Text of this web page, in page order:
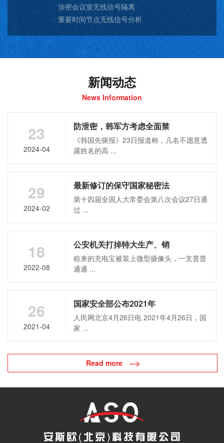
涉密会议室无线信号隔离
重要时间节点无线信号分析
新闻动态
News Information
23
2024-04
防泄密，韩军方考虑全面禁
《韩国先驱报》23日报道称，几名不愿意透
露姓名的高 ...
29
2024-02
最新修订的保守国家秘密法
第十四届全国人大常委会第八次会议27日通
过 ...
18
2022-08
公安机关打掉特大生产、销
租来的充电宝被装上微型摄像头，一支普普
通通 ...
26
2021-04
国家安全部公布2021年
人民网北京4月26日电 2021年4月26日，国
家 ...
Read more